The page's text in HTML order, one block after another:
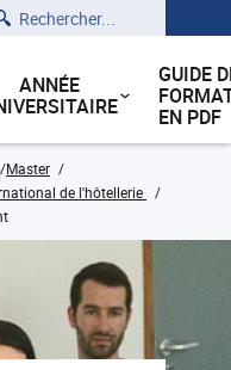
ANNÉE
GUIDE
EN PDF
Master
de l'hôtellerie